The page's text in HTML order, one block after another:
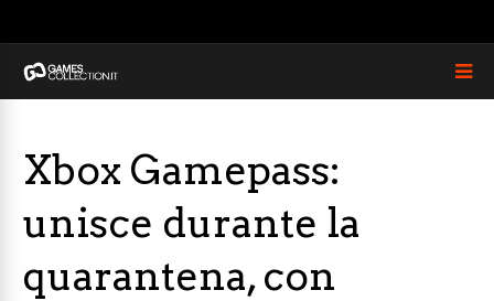
Xbox Gamepass:
unisce durante la
quarantena, con